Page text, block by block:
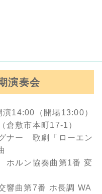
演奏会
14:00（開場13:00）
倉敷市本町17-1）
ナー 歌劇「ローエン
ホルン協奏曲第1番 変
響曲第7番 ホ長調 WA